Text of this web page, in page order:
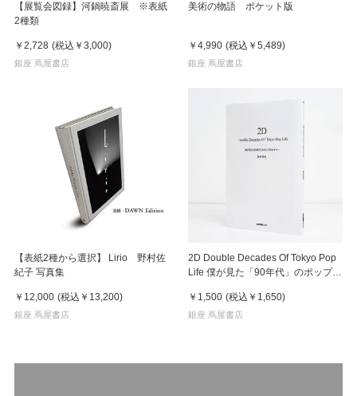
【展覧会図録】河鍋暁斎展 ※表紙
2種類
￥2,728 (税込 ￥3,000)
銀座 蔦屋書店
美術の物語 ポケット版
￥4,990 (税込 ￥5,489)
銀座 蔦屋書店
【表紙2種から選択】 Lirio 野村佐
紀子 写真集
￥12,000 (税込 ￥13,200)
銀座 蔦屋書店
2D Double Decades Of Tokyo Pop
Life 僕が見た「90年代」のポップカ
￥1,500 (税込 ￥1,650)
銀座 蔦屋書店